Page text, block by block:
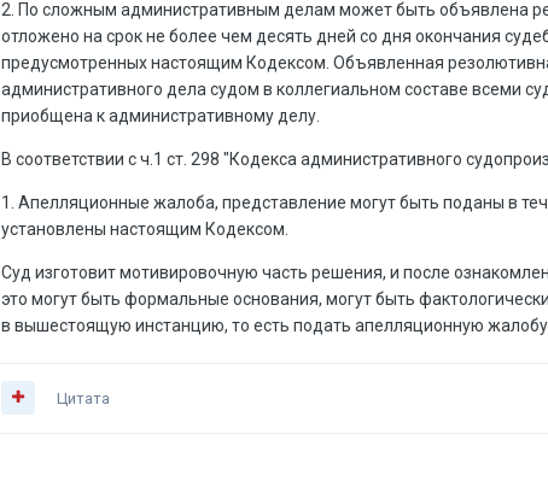
2. По сложным административным делам может быть объявлена
отложено на срок не более чем десять дней со дня окончания
предусмотренных настоящим Кодексом. Объявленная
административного дела судом в коллегиальном составе всеми
приобщена к административному делу.
В соответствии с ч.1 ст. 298 "Кодекса административного
1. Апелляционные жалоба, представление могут быть поданы в
установлены настоящим Кодексом.
Суд изготовит мотивировочную часть решения, и после
это могут быть формальные основания, могут быть
в вышестоящую инстанцию, то есть подать апелляционную
Цитата